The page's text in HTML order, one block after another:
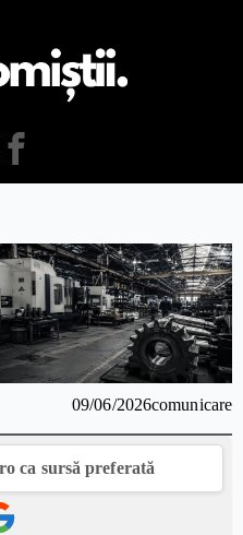
09/06/2026comunicare
ca sursă preferată